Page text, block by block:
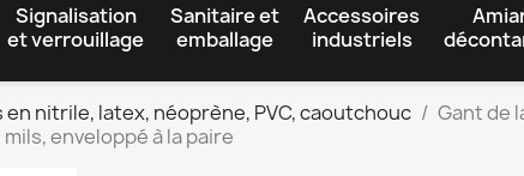
Signalisation
et verrouillage
Sanitaire et
emballage
Accessoires
industriels
nitrile, latex, néoprène, PVC, caoutchouc
Gant de
enveloppé à la paire